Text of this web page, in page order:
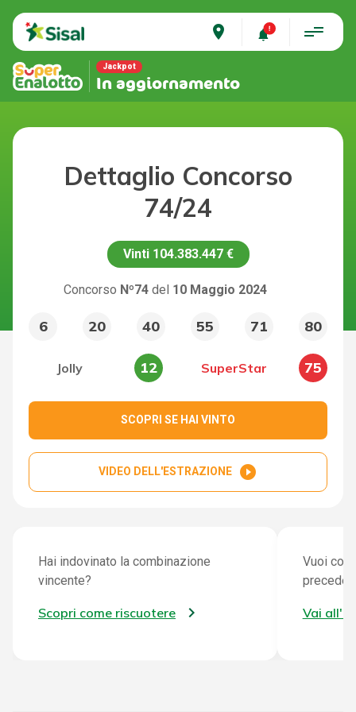
place
Jackpot
In aggiornamento
Dettaglio Concorso
74/24
Vinti 104.383.447 €
Concorso Nº74 del 10 Maggio 2024
6 20 40 55 71 80
Jolly 12 SuperStar 75
SCOPRI SE HAI VINTO
VIDEO DELL'ESTRAZIONE play_circle_filled
Hai indovinato la combinazione
vincente?
Scopri come riscuotere
Vuoi
Vai